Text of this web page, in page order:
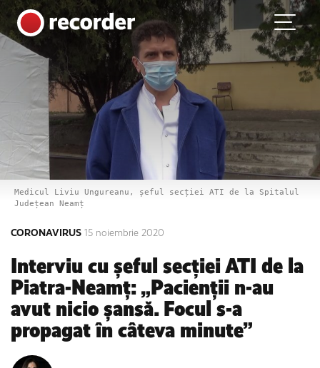
Skip to content
Main Navigation
Medicul Liviu Ungureanu, șeful secției ATI de la Spitalul
Județean Neamț
CORONAVIRUS 15 noiembrie 2020
Interviu cu șeful secției ATI de la
Piatra-Neamț: „Pacienții n-au
avut nicio șansă. Focul s-a
propagat în câteva minute”